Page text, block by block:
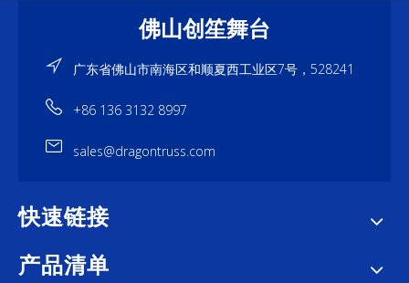
佛山创笙舞台
广东省佛山市南海区和顺夏西工业区7号，528241
+86 136 3132 8997
sales@dragontruss.com
快速链接
产品清单